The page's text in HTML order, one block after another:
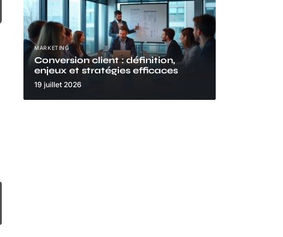
MARKETING
Conversion client : définition,
enjeux et stratégies efficaces
19 juillet 2026